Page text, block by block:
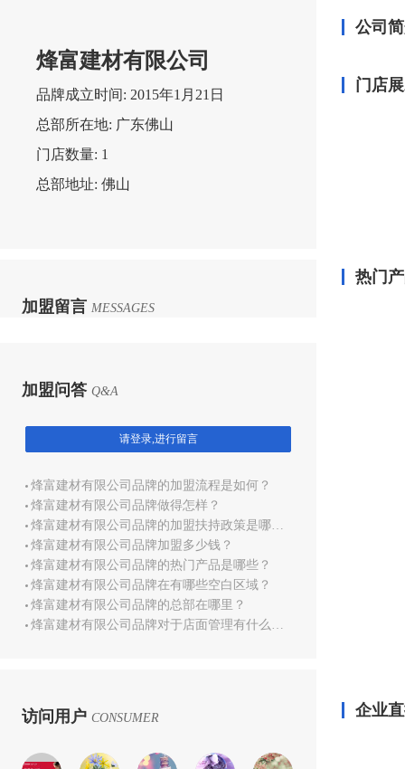
烽富建材有限公司
品牌成立时间: 2015年1月21日
总部所在地: 广东佛山
门店数量: 1
总部地址: 佛山
加盟留言 MESSAGES
加盟问答 Q&A
请登录,进行留言
烽富建材有限公司品牌的加盟流程是如何？
烽富建材有限公司品牌做得怎样？
烽富建材有限公司品牌的加盟扶持政策是哪些？
烽富建材有限公司品牌加盟多少钱？
烽富建材有限公司品牌的热门产品是哪些？
烽富建材有限公司品牌在有哪些空白区域？
烽富建材有限公司品牌的总部在哪里？
烽富建材有限公司品牌对于店面管理有什么培训？
访问用户 CONSUMER
公司
门店
热门
企业